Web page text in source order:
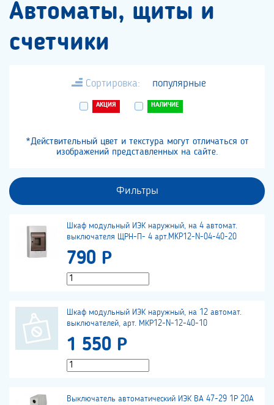
Автоматы, щиты и
счетчики
Сортировка: популярные
АКЦИЯ НАЛИЧИЕ
*Действительный цвет и текстура могут отличаться от
изображений представленных на сайте.
Фильтры
Шкаф модульный ИЭК наружный, на 4 автомат.
выключателя ЩРН-П- 4 арт.MKP12-N-04-40-20
790 Р
Шкаф модульный ИЭК наружный, на 12 автомат.
выключателей, арт. МКР12-N-12-40-10
1 550 Р
Выключатель автоматический ИЭК ВА 47-29 1Р 20А